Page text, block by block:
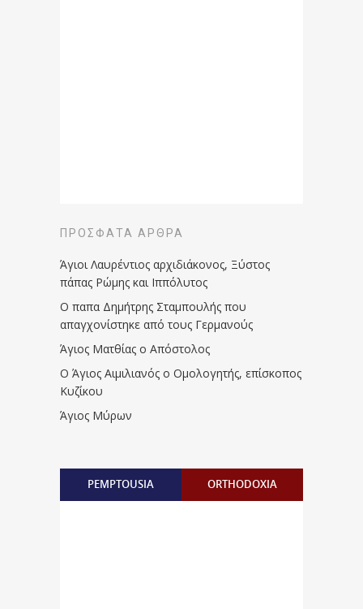
ΠΡΌΣΦΑΤΑ ΆΡΘΡΑ
Άγιοι Λαυρέντιος αρχιδιάκονος, Ξύστος
πάπας Ρώμης και Ιππόλυτος
Ο παπα Δημήτρης Σταμπουλής που
απαγχονίστηκε από τους Γερμανούς
Άγιος Ματθίας ο Απόστολος
Ο Άγιος Αιμιλιανός ο Ομολογητής, επίσκοπος
Κυζίκου
Άγιος Μύρων
PEMPTOUSIA ORTHODOXIA